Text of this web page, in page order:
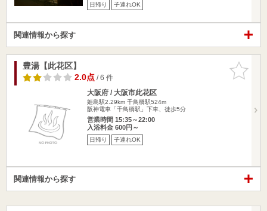
日帰り 子連れOK
関連情報から探す
お気に入
りに追加
豊湯【此花区】
2.0点/ 6 件
大阪府 / 大阪市此花区
姫島駅2.29km 千鳥橋駅524m
阪神電車「千鳥橋駅」下車、徒歩5分
営業時間 15:35～22:00
入浴料金 600円～
日帰り 子連れOK
関連情報から探す